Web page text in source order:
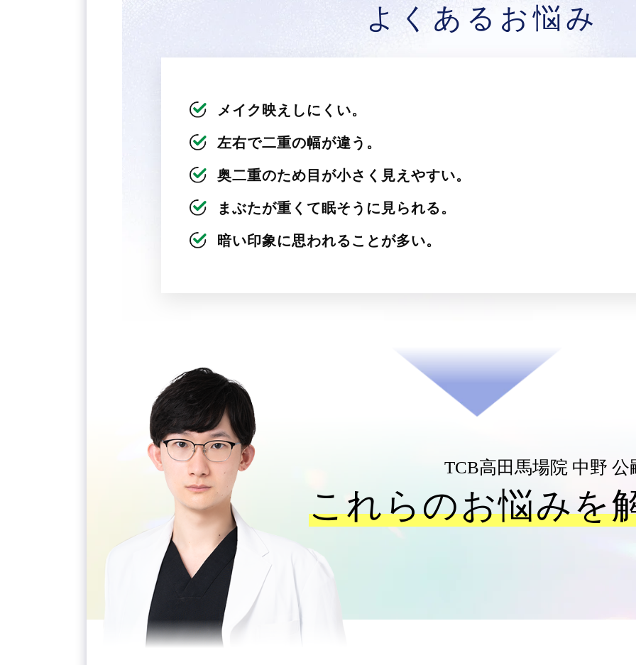
よくあるお悩み
メイク映えしにくい。
左右で二重の幅が違う。
奥二重のため目が小さく見えやすい。
まぶたが重くて眠そうに見られる。
暗い印象に思われることが多い。
TCB高田馬場院 中野 公
これらのお悩みを